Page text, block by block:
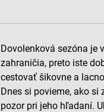
Dovolenková sezóna je
zahraničia, preto iste
cestovať šikovne a
Dnes si povieme, ako
pozor pri jeho hľadaní.